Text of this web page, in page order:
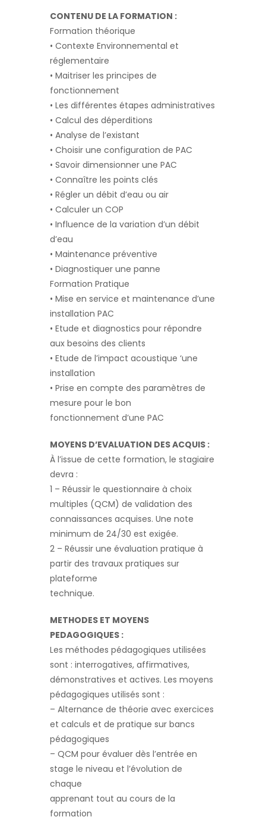
CONTENU DE LA FORMATION :
Formation théorique
• Contexte Environnemental et
réglementaire
• Maitriser les principes de
fonctionnement
• Les différentes étapes administratives
• Calcul des déperditions
• Analyse de l’existant
• Choisir une configuration de PAC
• Savoir dimensionner une PAC
• Connaître les points clés
• Régler un débit d’eau ou air
• Calculer un COP
• Influence de la variation d’un débit
d’eau
• Maintenance préventive
• Diagnostiquer une panne
Formation Pratique
• Mise en service et maintenance d’une
installation PAC
• Etude et diagnostics pour répondre
aux besoins des clients
• Etude de l’impact acoustique ‘une
installation
• Prise en compte des paramètres de
mesure pour le bon
fonctionnement d’une PAC
MOYENS D’EVALUATION DES ACQUIS :
À l’issue de cette formation, le stagiaire
devra :
1 – Réussir le questionnaire à choix
multiples (QCM) de validation des
connaissances acquises. Une note
minimum de 24/30 est exigée.
2 – Réussir une évaluation pratique à
partir des travaux pratiques sur
plateforme
technique.
METHODES ET MOYENS
PEDAGOGIQUES :
Les méthodes pédagogiques utilisées
sont : interrogatives, affirmatives,
démonstratives et actives. Les moyens
pédagogiques utilisés sont :
– Alternance de théorie avec exercices
et calculs et de pratique sur bancs
pédagogiques
– QCM pour évaluer dès l’entrée en
stage le niveau et l’évolution de
chaque
apprenant tout au cours de la
formation